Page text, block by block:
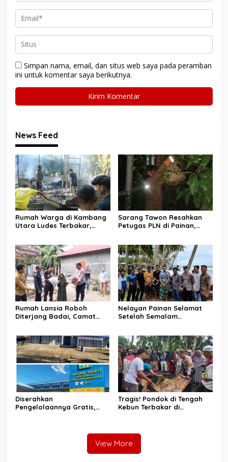
Simpan nama, email, dan situs web saya pada peramban
ini untuk komentar saya berikutnya.
News Feed
Rumah Warga di Kambang
Utara Ludes Terbakar,
Sarang Tawon Resahkan
Petugas PLN di Painan,
Rumah Lansia Roboh
Diterjang Badai, Camat
Nelayan Painan Selamat
Setelah Semalam
Selatan
Diserahkan
Pengelolaannya Gratis,
Tragis! Pondok di Tengah
Kebun Terbakar di
View More